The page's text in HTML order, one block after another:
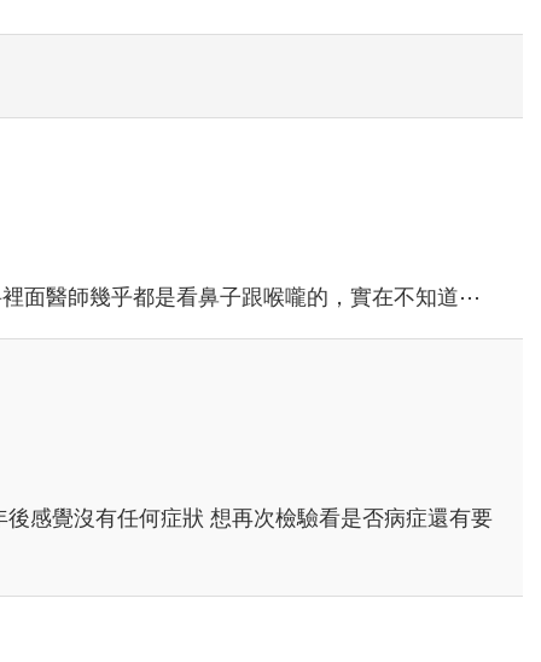
面醫師幾乎都是看鼻子跟喉嚨的，實在不知道⋯
感覺沒有任何症狀 想再次檢驗看是否病症還有要